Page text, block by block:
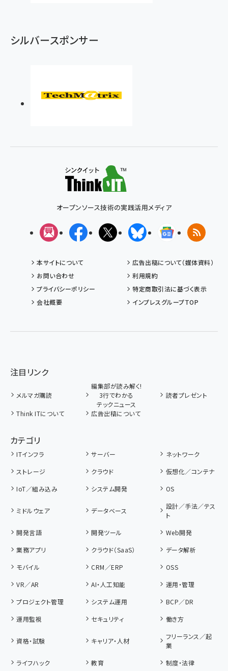
シルバースポンサー
オープンソース技術の実践活用メディア
メルマガFacebookX(エックス)BlueskyGoogleニュ
RSS
本サイトについて
広告出稿について（媒体資料）
お問い合わせ
利用規約
プライバシーポリシー
特定商取引法に基づく表示
会社概要
インプレスグループTOP
注目リンク
メルマガ購読
編集部が読み解く!
3行でわかる
テックニュース
読者プレゼント
Think ITについて 広告出稿について
カテゴリ
ITインフラ サーバー
ネットワーク
ストレージ
クラウド
仮想化／コンテナ
IoT／組み込み
システム開発 OS
ミドルウェア データベース
設計／手法／テス
ト
開発言語
開発ツール
Web開発
業務アプリ
クラウド（SaaS）
データ解析
モバイル
CRM／ERP
OSS
VR／AR
AI・人工知能
運用・管理
プロジェクト管理
システム運用
BCP／DR
運用監視
セキュリティ 働き方
資格・試験 キャリア・人材
フリーランス／起
業
ライフハック
教育 制度・法律